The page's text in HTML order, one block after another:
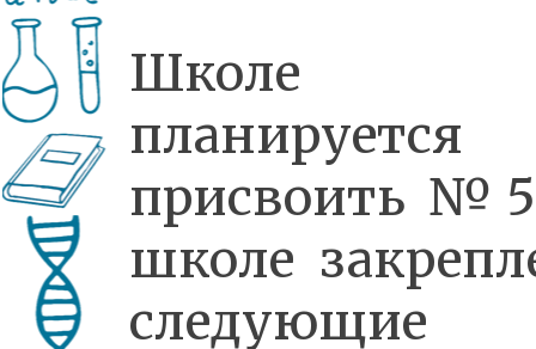
Школе
планируется
присвоить
школе
следующие